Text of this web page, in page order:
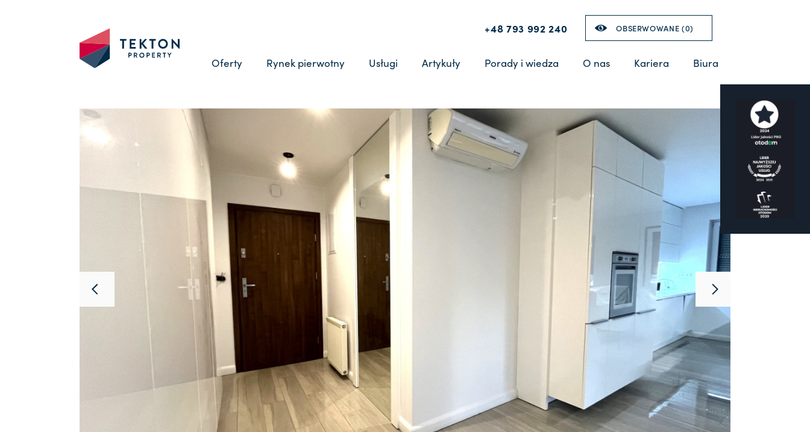
+48 793 992 240 OBSERWOWANE (0)
Oferty Rynek pierwotny Usługi Artykuły Porady i wiedza O nas Kariera Biura